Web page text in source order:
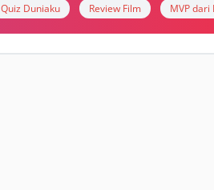
Quiz Duniaku Review Film MVP dari